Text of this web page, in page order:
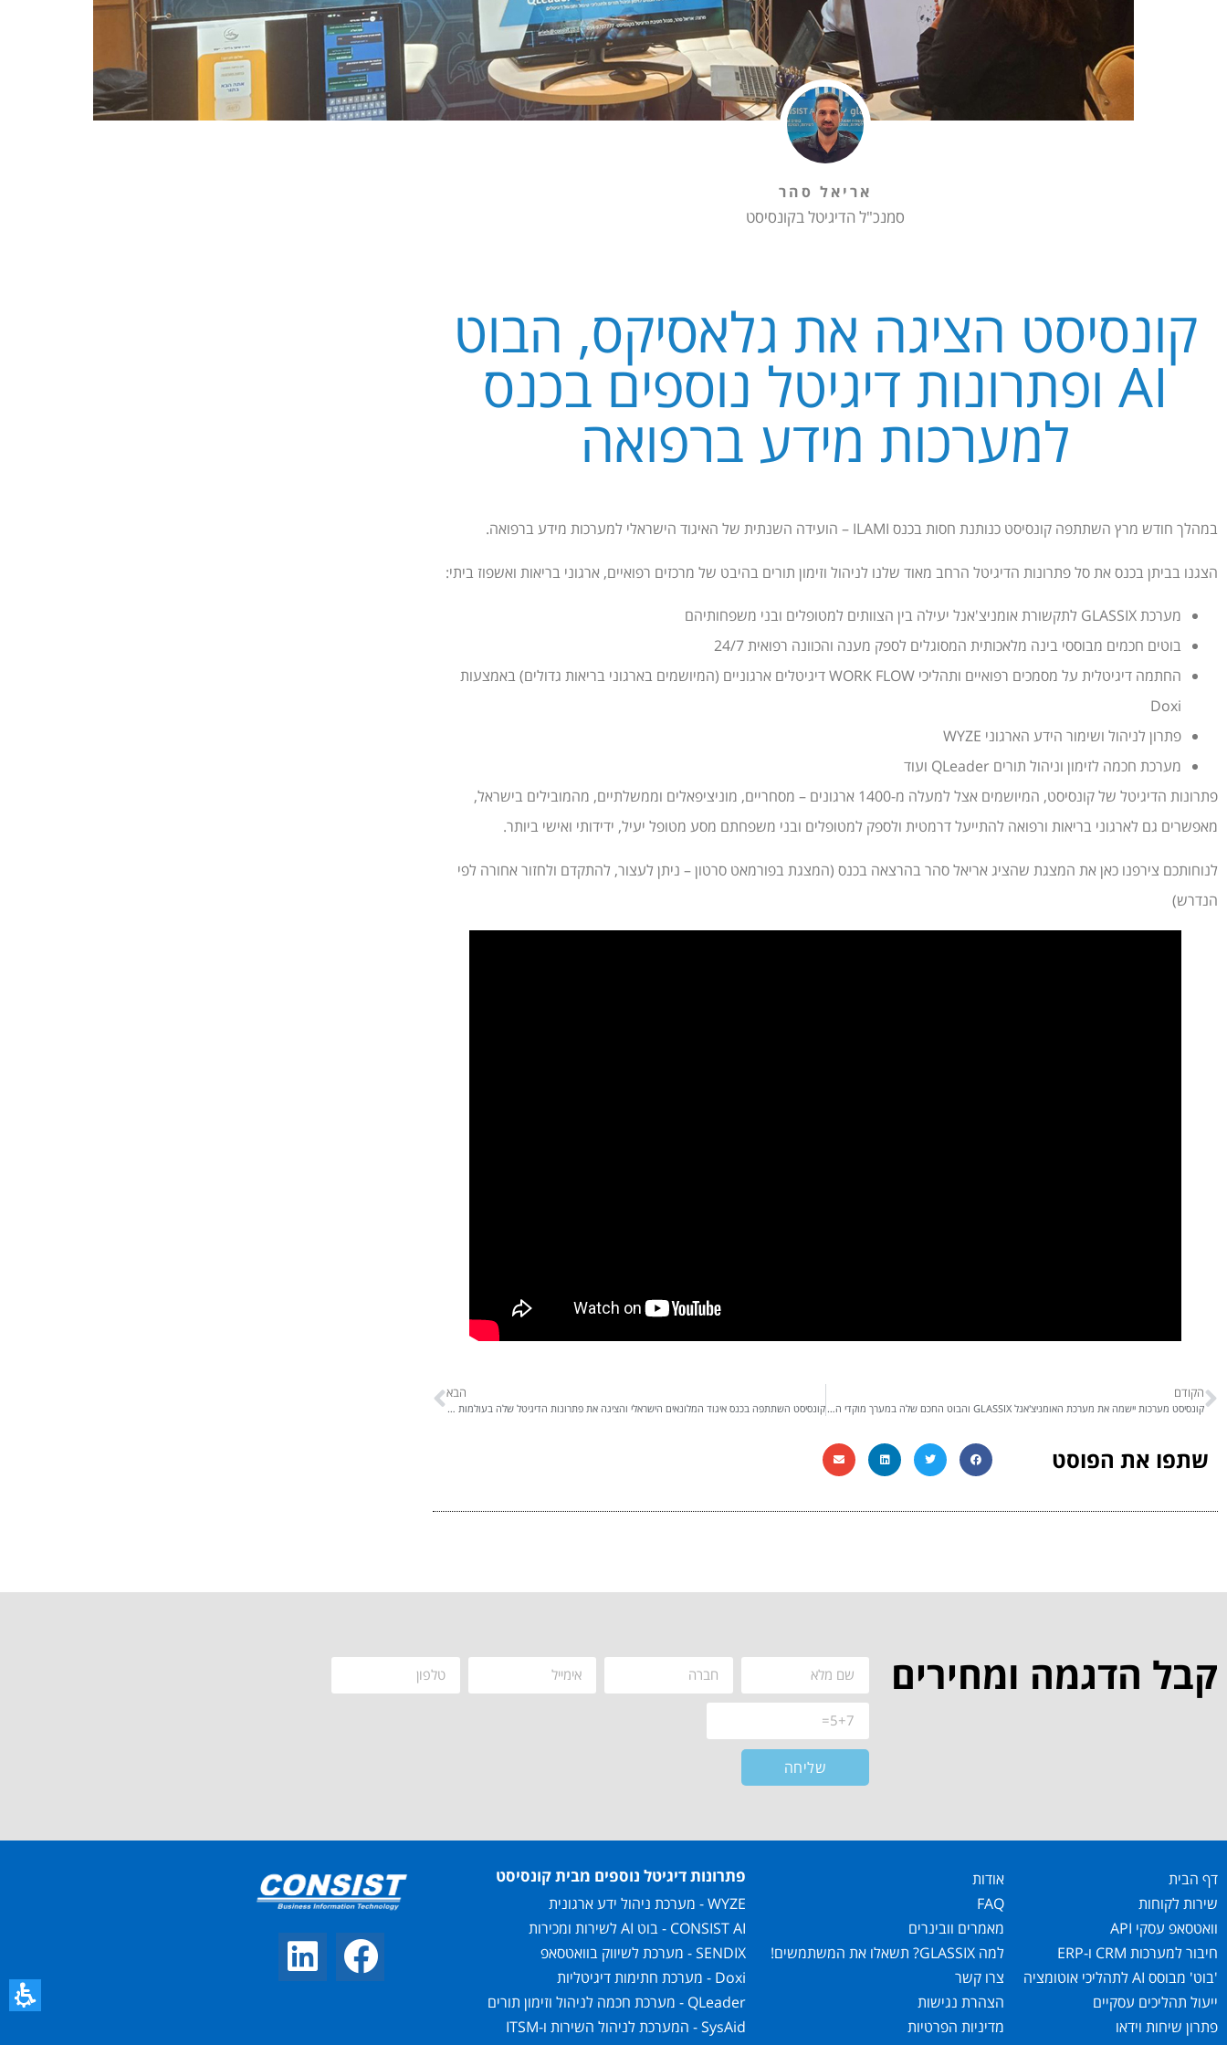
אריאל סהר
סמנכ"ל הדיגיטל בקונסיסט
קונסיסט הציגה את גלאסיקס, הבוט
AI ופתרונות דיגיטל נוספים בכנס
למערכות מידע ברפואה
במהלך חודש מרץ השתתפה קונסיסט כנותנת חסות בכנס ILAMI – הועידה השנתית של האיגוד הישראלי למערכות מידע ברפואה.
הצגנו בביתן בכנס את סל פתרונות הדיגיטל הרחב מאוד שלנו לניהול וזימון תורים בהיבט של מרכזים רפואיים, ארגוני בריאות ואשפוז ביתי:
מערכת GLASSIX לתקשורת אומניצ'אנל יעילה בין הצוותים למטופלים ובני משפחותיהם
בוטים חכמים מבוססי בינה מלאכותית המסוגלים לספק מענה והכוונה רפואית 24/7
החתמה דיגיטלית על מסמכים רפואיים ותהליכי WORK FLOW דיגיטלים ארגוניים (המיושמים בארגוני בריאות גדולים) באמצעות
Doxi
פתרון לניהול ושימור הידע הארגוני WYZE
מערכת חכמה לזימון וניהול תורים QLeader ועוד
פתרונות הדיגיטל של קונסיסט, המיושמים אצל למעלה מ-1400 ארגונים – מסחריים, מוניציפאלים וממשלתיים, מהמובילים בישראל,
מאפשרים גם לארגוני בריאות ורפואה להתייעל דרמטית ולספק למטופלים ובני משפחתם מסע מטופל יעיל, ידידותי ואישי ביותר.
לנוחותכם צירפנו כאן את המצגת שהציג אריאל סהר בהרצאה בכנס (המצגת בפורמאט סרטון – ניתן לעצור, להתקדם ולחזור אחורה לפי
הנדרש)
הקודם
קונסיסט מערכות יישמה את מערכת האומניצ'אנל GLASSIX והבוט החכם שלה במערך מוקדי השירות והמכירות של קבוצת לובינסקי
הבא
קונסיסט השתתפה בכנס איגוד המלונאים הישראלי והציגה את פתרונות הדיגיטל שלה בעולמות המלונאות
שתפו את הפוסט
קבל הדגמה ומחירים
שליחה
דף הבית
שירות לקוחות
וואטסאפ עסקי API
חיבור למערכות CRM ו-ERP
'בוט' מבוסס AI לתהליכי אוטומציה
ייעול תהליכים עסקיים
פתרון שיחות וידאו
אודות
FAQ
מאמרים וובינרים
למה GLASSIX? תשאלו את המשתמשים!
צרו קשר
הצהרת נגישות
מדיניות הפרטיות
פתרונות דיגיטל נוספים מבית קונסיסט
WYZE - מערכת ניהול ידע ארגונית
CONSIST AI - בוט AI לשירות ומכירות
SENDIX - מערכת לשיווק בוואטסאפ
Doxi - מערכת חתימות דיגיטליות
QLeader - מערכת חכמה לניהול וזימון תורים
SysAid - המערכת לניהול השירות ו-ITSM